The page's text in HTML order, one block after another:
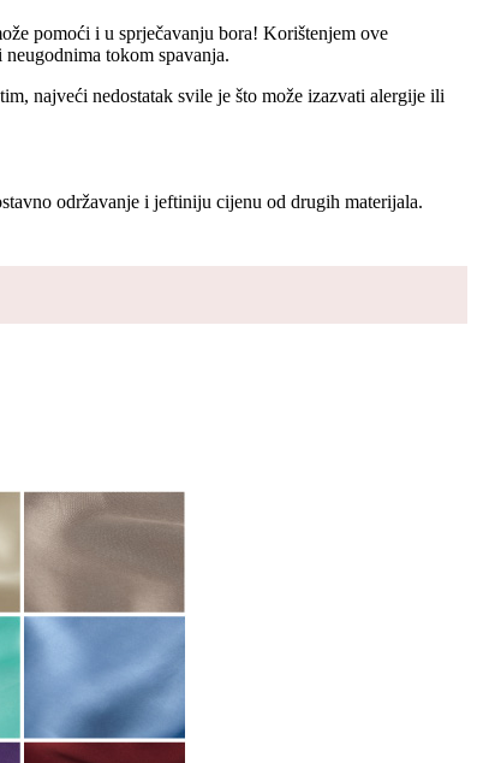
pomoći i u sprječavanju bora! Korištenjem ove
tokom spavanja.
najveći nedostatak svile je što može izazvati alergije ili
održavanje i jeftiniju cijenu od drugih materijala.